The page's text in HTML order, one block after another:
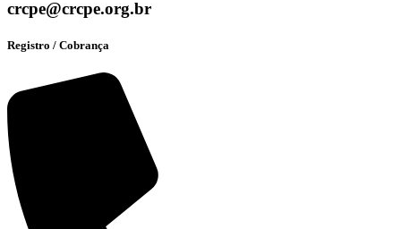
crcpe@crcpe.org.br
Registro / Cobrança